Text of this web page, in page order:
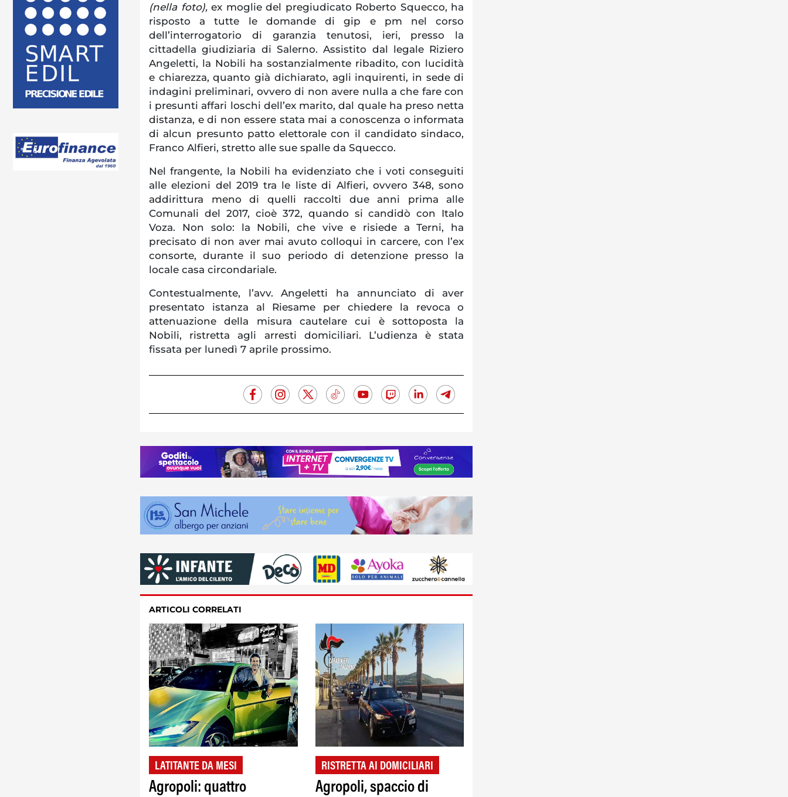
(nella foto),ex moglie del pregiudicato Roberto Squecco, ha
risposto a tutte le domande di gip e pm nel corso
dell’interrogatorio di garanzia tenutosi, ieri, presso la
cittadella giudiziaria di Salerno. Assistito dal legale Riziero
Angeletti, la Nobili ha sostanzialmente ribadito, con lucidità
e chiarezza, quanto già dichiarato, agli inquirenti, in sede di
indagini preliminari, ovvero di non avere nulla a che fare con
i presunti affari loschi dell’ex marito, dal quale ha preso netta
distanza, e di non essere stata mai a conoscenza o informata
di alcun presunto patto elettorale con il candidato sindaco,
Franco Alfieri, stretto alle sue spalle da Squecco.
Nel frangente, la Nobili ha evidenziato che i voti conseguiti
alle elezioni del 2019 tra le liste di Alfieri, ovvero 348, sono
addirittura meno di quelli raccolti due anni prima alle
Comunali del 2017, cioè 372, quando si candidò con Italo
Voza. Non solo: la Nobili, che vive e risiede a Terni, ha
precisato di non aver mai avuto colloqui in carcere, con l’ex
consorte, durante il suo periodo di detenzione presso la
locale casa circondariale.
Contestualmente, l’avv. Angeletti ha annunciato di aver
presentato istanza al Riesame per chiedere la revoca o
attenuazione della misura cautelare cui è sottoposta la
Nobili, ristretta agli arresti domiciliari. L’udienza è stata
fissata per lunedì 7 aprile prossimo.
ARTICOLI CORRELATI
LATITANTE DA MESI
Agropoli: quattro
RISTRETTA AI DOMICILIARI
Agropoli, spaccio di